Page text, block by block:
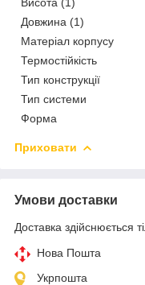
Довжина (1)
Матеріал корпусу
Термостійкість
Тип конструкції
Тип системи
Форма
Приховати
Умови доставки
Доставка здійснюється
Нова Пошта
Укрпошта